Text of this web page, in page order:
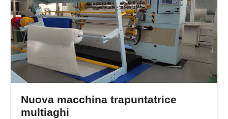
Nuova macchina trapuntatrice
multiaghi